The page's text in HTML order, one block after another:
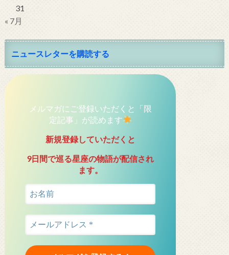
31
« 7月
ニュースレターを購読する
メルマガにご登録いただくと「限
定記事」が読めます
新規登録していただくと
9日間で巡る星座の物語が配信され
ます。